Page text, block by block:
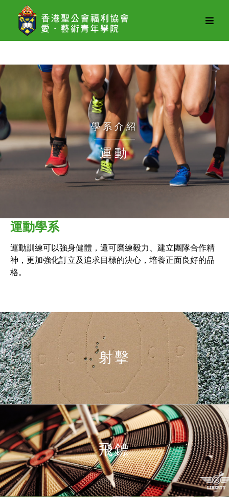
愛．
術
學系介紹
運動
運動學系
運動訓練可以強身健體，還可磨練毅力、建立團隊合作精
神，更加強化訂立及追求目標的決心，培養正面良好的品
格。
射擊
飛鏢